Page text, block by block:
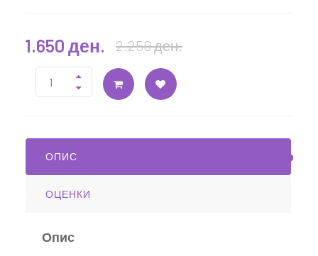
1.650 ден. 2.250 ден.
ОПИС
ОЦЕНКИ
Опис